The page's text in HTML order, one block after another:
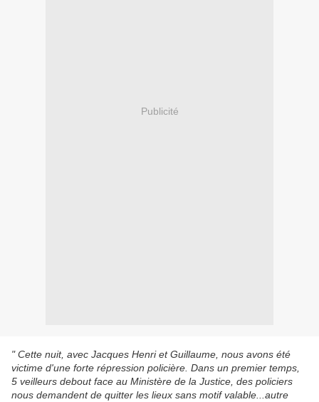
Publicité
" Cette nuit, avec Jacques Henri et Guillaume, nous avons été
victime d'une forte répression policière. Dans un premier temps,
5 veilleurs debout face au Ministère de la Justice, des policiers
nous demandent de quitter les lieux sans motif valable...autre